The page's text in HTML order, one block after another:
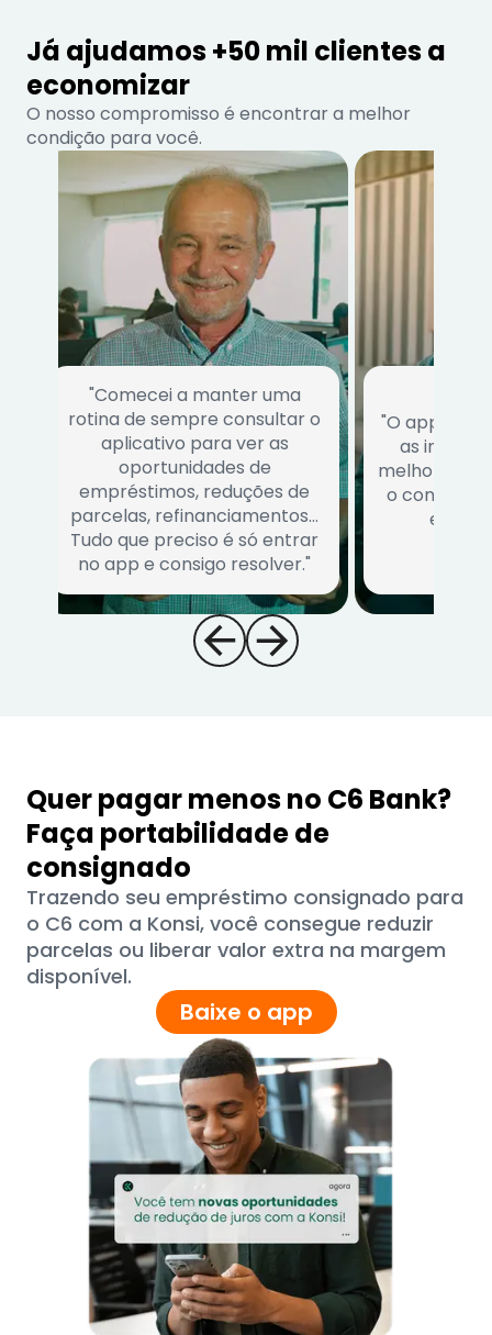
Já ajudamos +50 mil clientes a
economizar
O nosso compromisso é encontrar a melhor
condição para você.
"Comecei a manter uma
rotina de sempre consultar o
aplicativo para ver as
oportunidades de
empréstimos, reduções de
parcelas, refinanciamentos…
Tudo que preciso é só entrar
no app e consigo resolver."
"O app
as
melhor traz
o
Quer pagar menos no C6 Bank?
Faça portabilidade de
consignado
Trazendo seu empréstimo consignado para
o C6 com a Konsi, você consegue reduzir
parcelas ou liberar valor extra na margem
disponível.
Baixe o app